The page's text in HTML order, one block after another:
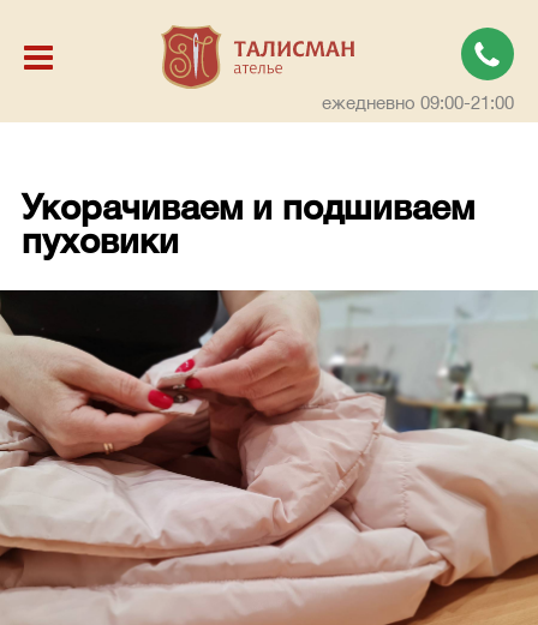
ежедневно 09:00-21:00
Укорачиваем и подшиваем
пуховики